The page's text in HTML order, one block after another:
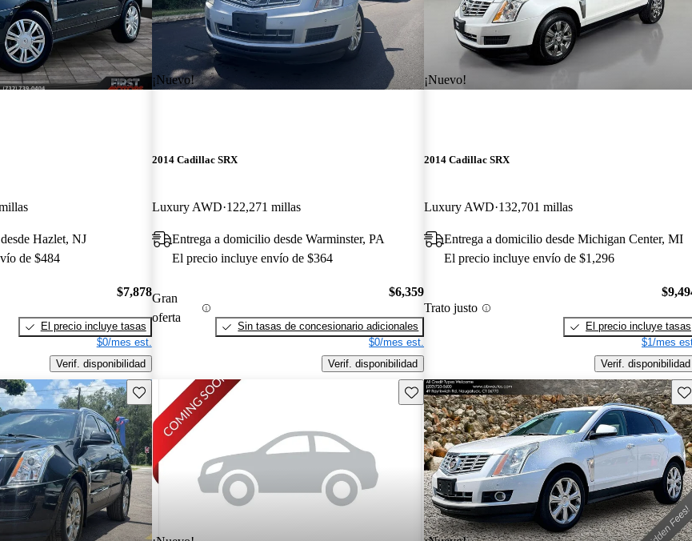
Hazlet, NJ
de $484
$7,878
El precio incluye tasas
$0/mes est.
Verif. disponibilidad
¡Nuevo!
2014 Cadillac SRX
Luxury AWD 122,271 millas
Entrega a domicilio desde Warminster, PA
El precio incluye envío de $364
Gran
oferta
$6,359
Sin tasas de concesionario adicionales
$0/mes est.
Verif. disponibilidad
¡Nuevo!
2014 Cadillac SRX
Luxury AWD 132,701 millas
Entrega a domicilio desde Michigan Center, MI
El precio incluye envío de $1,296
Trato justo
El precio incluye tasas
$1/mes
Verif. disponibilidad
Guarda este Aviso Guarda este Aviso